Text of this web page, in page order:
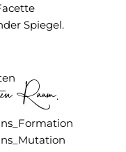
Spiegel.
Raum.